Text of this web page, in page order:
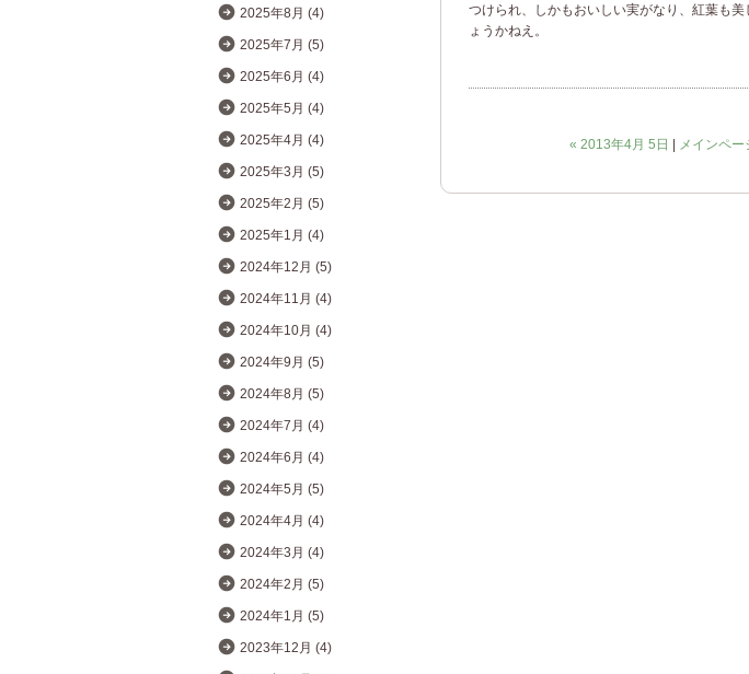
つけられ、しかもおいしい実がなり、紅葉も
ょうかねえ。
« 2013年4月 5日 メインペー
2025年8月 (4)
2025年7月 (5)
2025年6月 (4)
2025年5月 (4)
2025年4月 (4)
2025年3月 (5)
2025年2月 (5)
2025年1月 (4)
2024年12月 (5)
2024年11月 (4)
2024年10月 (4)
2024年9月 (5)
2024年8月 (5)
2024年7月 (4)
2024年6月 (4)
2024年5月 (5)
2024年4月 (4)
2024年3月 (4)
2024年2月 (5)
2024年1月 (5)
2023年12月 (4)